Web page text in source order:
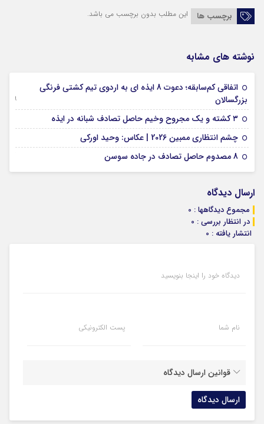
برچسب ها این مطلب بدون برچسب می باشد.
نوشته های مشابه
اتفاقی کم‌سابقه؛ دعوت 8 ایذه ای به اردوی تیم کشتی فرنگی
بزرگسالان
09 جولای 2026
۳ کشته و یک مجروح وخیم حاصل تصادف شبانه در ایذه
چشم انتظاری ممبین 2026 | عکاس: وحید اورکی
8 مصدوم حاصل تصادف در جاده سوسن
ارسال دیدگاه
مجموع دیدگاهها : 0
در انتظار بررسی : 0
انتشار یافته : 0
دیدگاه خود را اینجا بنویسید
نام شما پست الکترونیکی
قوانین ارسال دیدگاه